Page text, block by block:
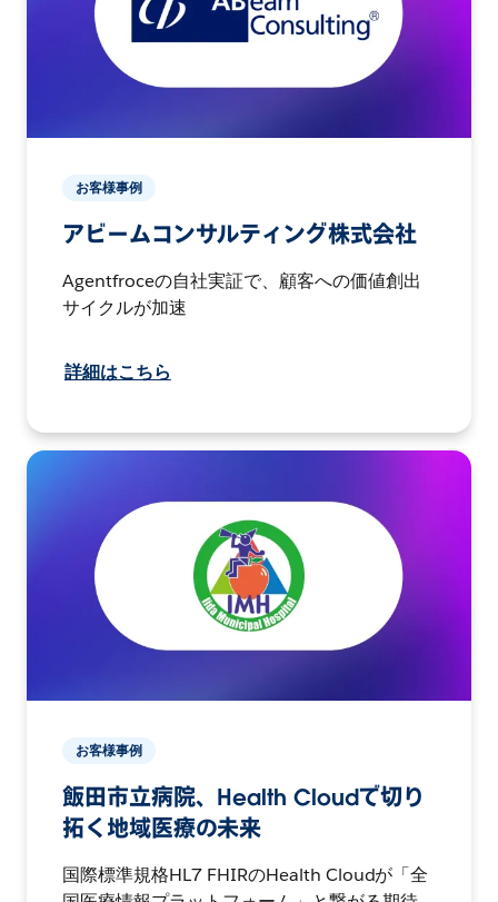
お客様事例
アビームコンサルティング株式会社
Agentfroceの自社実証で、顧客への価値創出
サイクルが加速
詳細はこちら
お客様事例
飯田市立病院、Health Cloudで切り
拓く地域医療の未来
国際標準規格HL7 FHIRのHealth Cloudが「全